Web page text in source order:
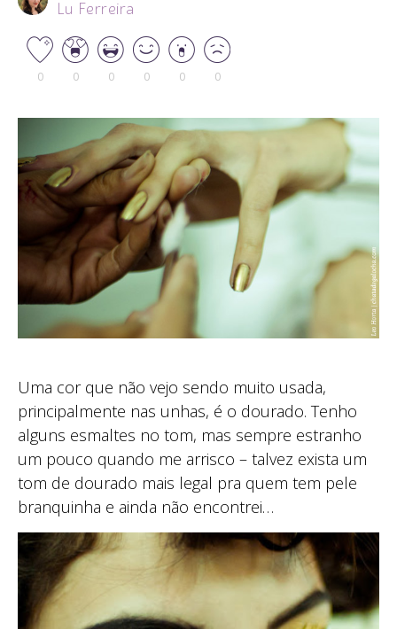
Lu Ferreira
0 0 0 0 0 0
Uma cor que não vejo sendo muito usada,
principalmente nas unhas, é o dourado. Tenho
alguns esmaltes no tom, mas sempre estranho
um pouco quando me arrisco – talvez exista um
tom de dourado mais legal pra quem tem pele
branquinha e ainda não encontrei…